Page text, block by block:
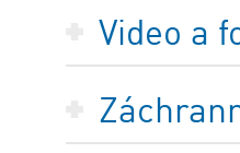
Video a